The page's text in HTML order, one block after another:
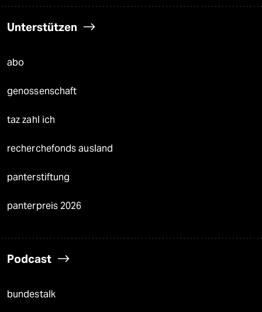
Unterstützen
abo
genossenschaft
taz zahl ich
recherchefonds ausland
panterstiftung
panterpreis 2026
Podcast
bundestalk